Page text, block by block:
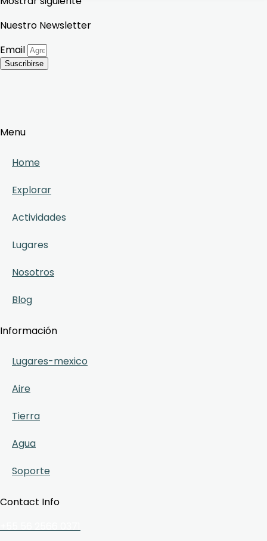
Nuestro Newsletter
Email
Suscribirse
Menu
Home
Explorar
Actividades
Lugares
Nosotros
Blog
Información
Lugares-mexico
Aire
Tierra
Agua
Soporte
Contact Info